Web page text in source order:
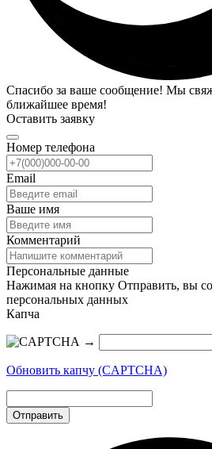
Спасибо за ваше сообщение! Мы
ближайшее время!
Оставить заявку
Номер телефона
Email
Ваше имя
Комментарий
Персональные данные
Нажимая на кнопку Отправить, вы
персональных данных
Капча
→
Обновить капчу (CAPTCHA)
Отправить